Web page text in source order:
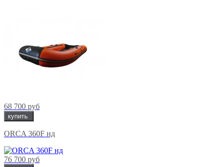
68 700 руб
купить
ORCA 360F нд
76 700 руб